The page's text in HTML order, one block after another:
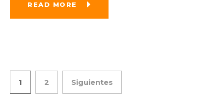
READ MORE
1 2 Siguientes